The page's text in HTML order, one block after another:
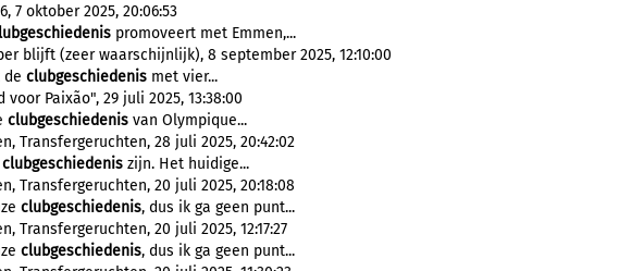
7 oktober 2025, 20:06:53
promoveert met Emmen,...
blijft (zeer waarschijnlijk), 8 september 2025, 12:10:00
de clubgeschiedenis met vier...
Paixão", 29 juli 2025, 13:38:00
clubgeschiedenis van Olympique...
Transfergeruchten, 28 juli 2025, 20:42:02
clubgeschiedenis zijn. Het huidige...
Transfergeruchten, 20 juli 2025, 20:18:08
clubgeschiedenis, dus ik ga geen punt...
20 juli 2025, 12:17:27
clubgeschiedenis, dus ik ga geen punt...